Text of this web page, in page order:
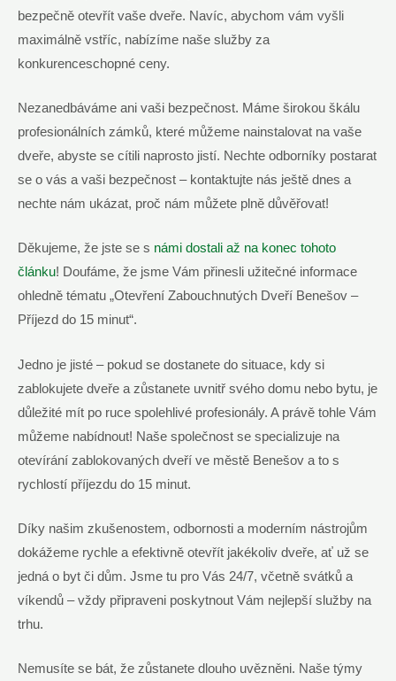
bezpečně otevřít vaše dveře. Navíc, abychom vám vyšli
maximálně vstříc, nabízíme naše služby za
konkurenceschopné ceny.
Nezanedbáváme ani vaši bezpečnost. Máme širokou škálu
profesionálních zámků, které můžeme nainstalovat na vaše
dveře, abyste se cítili naprosto jistí. Nechte odborníky postarat
se o vás a vaši bezpečnost – kontaktujte nás ještě dnes a
nechte nám ukázat, proč nám můžete plně důvěřovat!
Děkujeme, že jste se s námi dostali až na konec tohoto
článku! Doufáme, že jsme Vám přinesli užitečné informace
ohledně tématu „Otevření Zabouchnutých Dveří Benešov –
Příjezd do 15 minut“.
Jedno je jisté – pokud se dostanete do situace, kdy si
zablokujete dveře a zůstanete uvnitř svého domu nebo bytu, je
důležité mít po ruce spolehlivé profesionály. A právě tohle Vám
můžeme nabídnout! Naše společnost se specializuje na
otevírání zablokovaných dveří ve městě Benešov a to s
rychlostí příjezdu do 15 minut.
Díky našim zkušenostem, odbornosti a moderním nástrojům
dokážeme rychle a efektivně otevřít jakékoliv dveře, ať už se
jedná o byt či dům. Jsme tu pro Vás 24/7, včetně svátků a
víkendů – vždy připraveni poskytnout Vám nejlepší služby na
trhu.
Nemusíte se bát, že zůstanete dlouho uvězněni. Naše týmy